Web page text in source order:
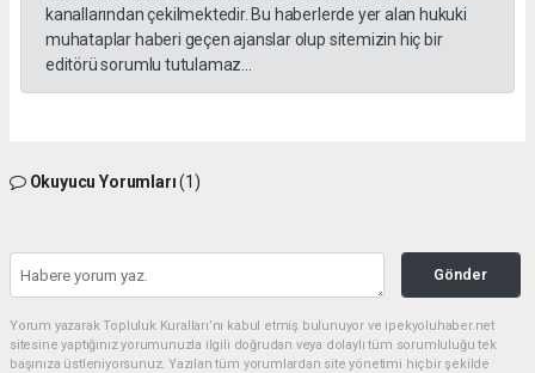
kanallarından çekilmektedir. Bu haberlerde yer alan hukuki
muhataplar haberi geçen ajanslar olup sitemizin hiç bir
editörü sorumlu tutulamaz...
Okuyucu Yorumları(1)
Gönder
Yorum yazarak Topluluk Kuralları’nı kabul etmiş bulunuyor ve ipekyoluhaber.net
sitesine yaptığınız yorumunuzla ilgili doğrudan veya dolaylı tüm sorumluluğu tek
başınıza üstleniyorsunuz. Yazılan tüm yorumlardan site yönetimi hiçbir şekilde